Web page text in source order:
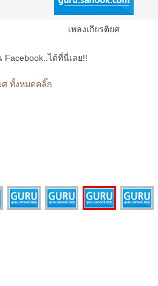
เพลงเกียรติยศ
Facebook..ได้ที่นี่เลย!!
ศ ทั้งหมดคลิ๊ก